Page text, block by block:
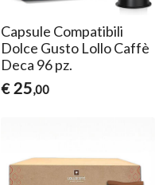
Capsule Compatibili
Dolce Gusto Lollo Caffè
Deca 96 pz.
€ 25,00